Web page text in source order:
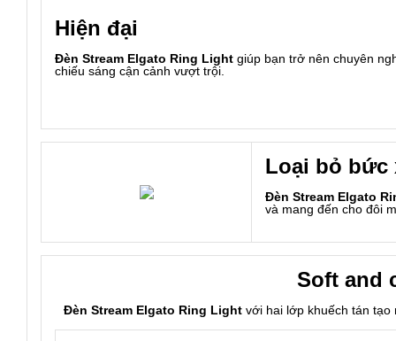
Hiện đại
Đèn Stream Elgato Ring Light giúp bạn trở nên chuyên
chiếu sáng cận cảnh vượt trội.
Loại bỏ bức
Đèn Stream Elgato
và mang đến cho đôi
Soft and
Đèn Stream Elgato Ring Light với hai lớp khuếch tán